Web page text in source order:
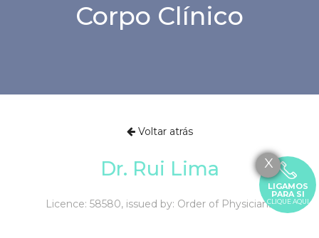
X
LIGAMOS
PARA SI
CLIQUE AQUI
Corpo Clínico
Voltar atrás
Dr. Rui Lima
Licence: 58580, issued by: Order of Physicians